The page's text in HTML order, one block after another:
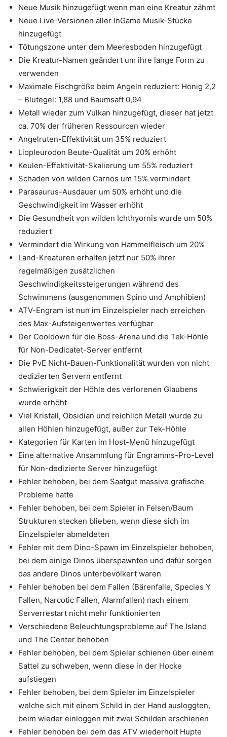
Neue Musik hinzugefügt wenn man eine Kreatur zähmt
Neue Live-Versionen aller InGame Musik-Stücke
hinzugefügt
Tötungszone unter dem Meeresboden hinzugefügt
Die Kreatur-Namen geändert um ihre lange Form zu
verwenden
Maximale Fischgröße beim Angeln reduziert: Honig 2,2
– Blutegel: 1,88 und Baumsaft 0,94
Metall wieder zum Vulkan hinzugefügt, dieser hat jetzt
ca. 70% der früheren Ressourcen wieder
Angelruten-Effektivität um 35% reduziert
Liopleurodon Beute-Qualität um 20% erhöht
Keulen-Effektivität-Skalierung um 55% reduziert
Schaden von wilden Carnos um 15% vermindert
Parasaurus-Ausdauer um 50% erhöht und die
Geschwindigkeit im Wasser erhöht
Die Gesundheit von wilden Ichthyornis wurde um 50%
reduziert
Vermindert die Wirkung von Hammelfleisch um 20%
Land-Kreaturen erhalten jetzt nur 50% ihrer
regelmäßigen zusätzlichen
Geschwindigkeitssteigerungen während des
Schwimmens (ausgenommen Spino und Amphibien)
ATV-Engram ist nun im Einzelspieler nach erreichen
des Max-Aufsteigenwertes verfügbar
Der Cooldown für die Boss-Arena und die Tek-Höhle
für Non-Dedicatet-Server entfernt
Die PvE Nicht-Bauen-Funktionalität wurden von nicht
dedizierten Servern entfernt
Schwierigkeit der Höhle des verlorenen Glaubens
wurde erhöht
Viel Kristall, Obsidian und reichlich Metall wurde zu
allen Höhlen hinzugefügt, außer zur Tek-Höhle
Kategorien für Karten im Host-Menü hinzugefügt
Eine alternative Ansammlung für Engramms-Pro-Level
für Non-dedizierte Server hinzugefügt
Fehler behoben, bei dem Saatgut massive grafische
Probleme hatte
Fehler behoben, bei dem Spieler in Felsen/Baum
Strukturen stecken blieben, wenn diese sich im
Einzelspieler abmeldeten
Fehler mit dem Dino-Spawn im Einzelspieler behoben,
bei dem einige Dinos überspawnten und dafür sorgen
das andere Dinos unterbevölkert waren
Fehler behoben bei dem Fallen (Bärenfalle, Species Y
Fallen, Narcotic Fallen, Alarmfallen) nach einem
Serverrestart nicht mehr funktionierten
Verschiedene Beleuchtungsprobleme auf The Island
und The Center behoben
Fehler behoben, bei dem Spieler schienen über einem
Sattel zu schweben, wenn diese in der Hocke
aufstiegen
Fehler behoben, bei dem Spieler im Einzelspieler
welche sich mit einem Schild in der Hand ausloggten,
beim wieder einloggen mit zwei Schilden erschienen
Fehler behoben bei dem das ATV wiederholt Hupte